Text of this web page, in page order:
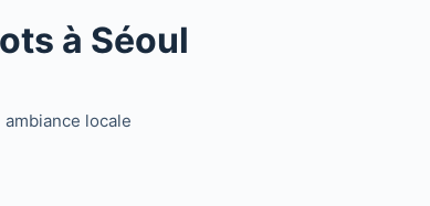
à Séoul
locale